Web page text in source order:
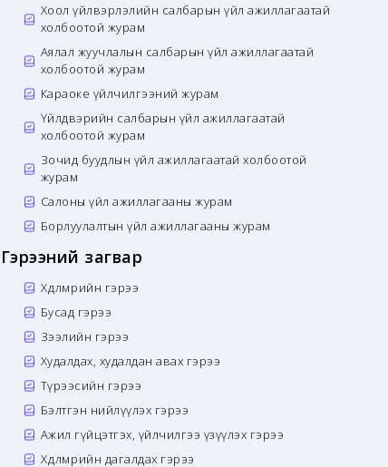
Хоол үйлвэрлэлийн салбарын үйл ажиллагаатай
холбоотой журам
Аялал жуучлалын салбарын үйл ажиллагаатай
холбоотой журам
Караоке үйлчилгээний журам
Үйлдвэрийн салбарын үйл ажиллагаатай
холбоотой журам
Зочид буудлын үйл ажиллагаатай холбоотой
журам
Салоны үйл ажиллагааны журам
Борлуулалтын үйл ажиллагааны журам
Гэрээний загвар
Хөдөлмөрийн гэрээ
Бусад гэрээ
Зээлийн гэрээ
Худалдах, худалдан авах гэрээ
Түрээсийн гэрээ
Бэлтгэн нийлүүлэх гэрээ
Ажил гүйцэтгэх, үйлчилгээ үзүүлэх гэрээ
Хөдөлмөрийн дагалдах гэрээ